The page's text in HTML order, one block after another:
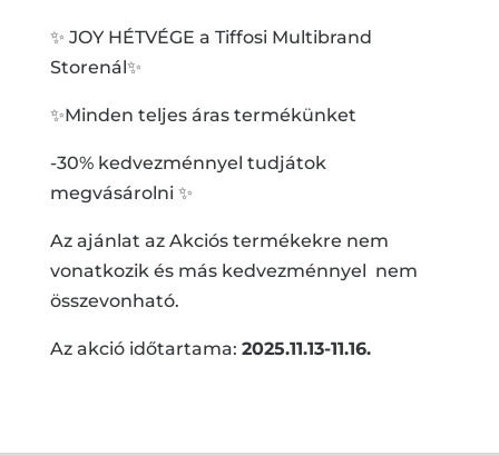
✨ JOY HÉTVÉGE a Tiffosi Multibrand
Storenál✨
✨Minden teljes áras termékünket
-30% kedvezménnyel tudjátok
megvásárolni ✨
Az ajánlat az Akciós termékekre nem
vonatkozik és más kedvezménnyel nem
összevonható.
Az akció időtartama: 2025.11.13-11.16.